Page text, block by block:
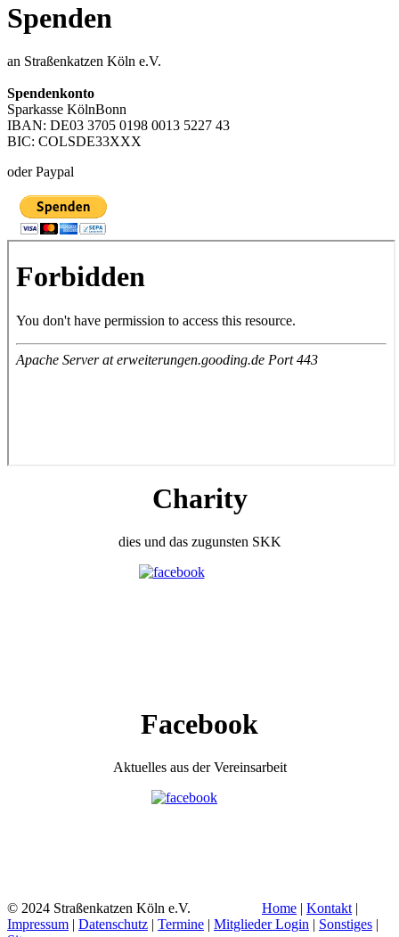
Spenden
an Straßenkatzen Köln e.V.
Spendenkonto
Sparkasse KölnBonn
IBAN: DE03 3705 0198 0013 5227 43
BIC: COLSDE33XXX
oder Paypal
Charity
dies und das zugunsten SKK
Facebook
Aktuelles aus der Vereinsarbeit
© 2024 Straßenkatzen Köln e.V. Home | Kontakt |
Impressum | Datenschutz | Termine | Mitglieder Login | Sonstiges |